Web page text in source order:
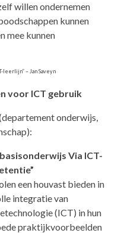
willen ondernemen
kunnen
mee kunnen
– Jan Saveyn
voor ICT gebruik
onderwijs,
Via ICT-
een houvast bieden in
integratie van
(ICT) in hun
praktijkvoorbeelden